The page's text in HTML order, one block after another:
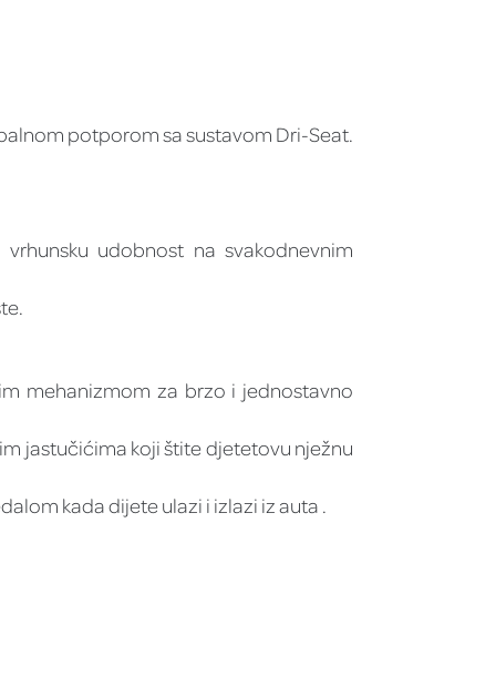
potporom sa sustavom Dri-Seat.
udobnost na svakodnevnim
mehanizmom za brzo i jednostavno
jastučićima koji štite djetetovu nježnu
kada dijete ulazi i izlazi iz auta .